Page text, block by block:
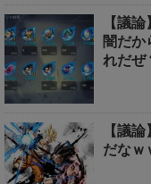
【議
闇だか
れだぜ
【議
だなｗ